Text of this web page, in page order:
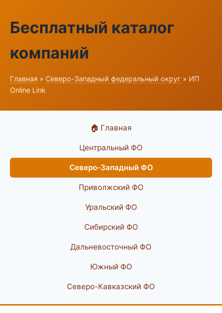
Бесплатный каталог
компаний
Главная » Северо-Западный федеральный округ » ИП
Online Link
🏠 Главная
Центральный ФО
Северо-Западный ФО
Приволжский ФО
Уральский ФО
Сибирский ФО
Дальневосточный ФО
Южный ФО
Северо-Кавказский ФО